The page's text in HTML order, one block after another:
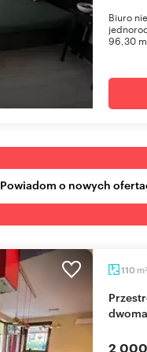
Biuro
96,30
Powiadom o nowych
110 m2
Przestronne 5-pokojowe mieszkanie z tarasem i
2